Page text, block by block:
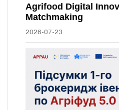
Agrifood Digital
Matchmaking
2026-07-23